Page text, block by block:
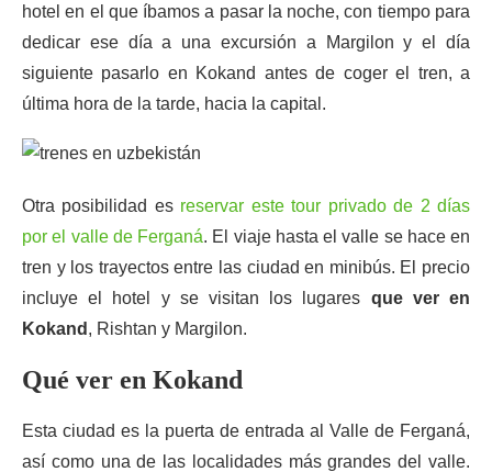
hotel en el que íbamos a pasar la noche, con tiempo para
dedicar ese día a una excursión a Margilon y el día
siguiente pasarlo en Kokand antes de coger el tren, a
última hora de la tarde, hacia la capital.
Otra posibilidad es reservar este tour privado de 2 días
por el valle de Ferganá. El viaje hasta el valle se hace en
tren y los trayectos entre las ciudad en minibús. El precio
incluye el hotel y se visitan los lugares que ver en
Kokand , Rishtan y Margilon.
Qué ver en Kokand
Esta ciudad es la puerta de entrada al Valle de Ferganá,
así como una de las localidades más grandes del valle.